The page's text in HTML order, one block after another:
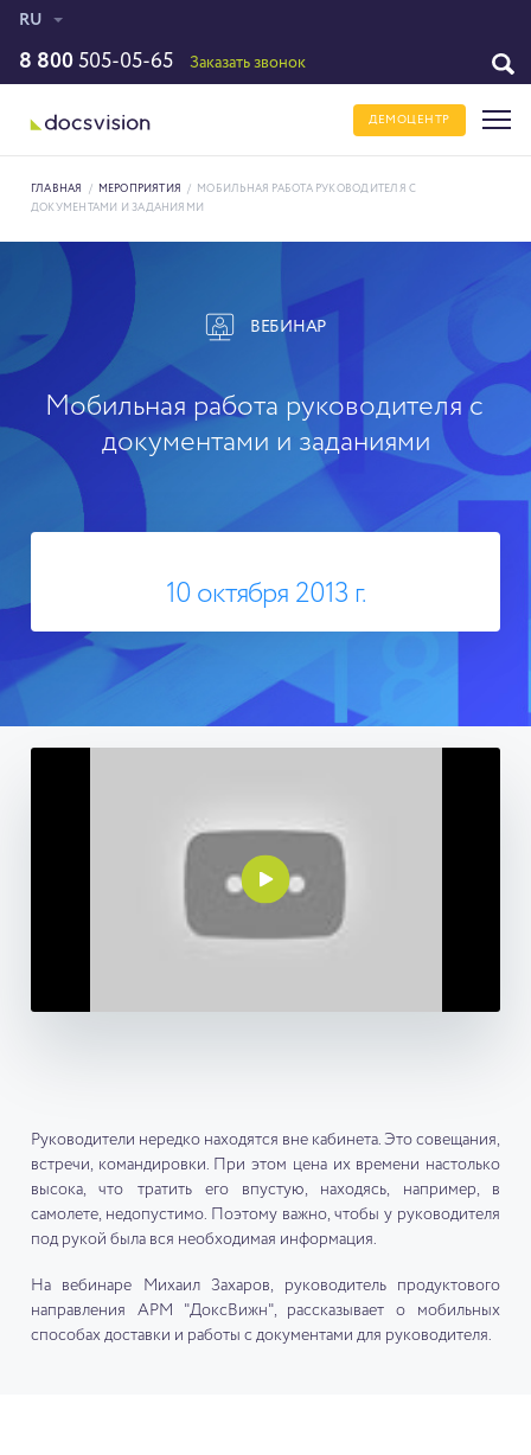
RU
8 800 505-05-65 Заказать звонок
ДЕМОЦЕНТР
ГЛАВНАЯ / МЕРОПРИЯТИЯ /
МОБИЛЬНАЯ РАБОТА РУКОВОДИТЕЛЯ С
ДОКУМЕНТАМИ И ЗАДАНИЯМИ
ВЕБИНАР
Мобильная работа руководителя с
документами и заданиями
10 октября 2013 г.
Руководители нередко находятся вне кабинета. Это совещания,
встречи, командировки. При этом цена их времени настолько
высока, что тратить его впустую, находясь, например, в
самолете, недопустимо. Поэтому важно, чтобы у руководителя
под рукой была вся необходимая информация.
На вебинаре Михаил Захаров, руководитель продуктового
направления АРМ "ДоксВижн", рассказывает о мобильных
способах доставки и работы с документами для руководителя.